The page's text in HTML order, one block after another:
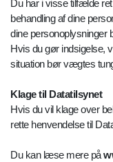
Du har i visse tilfælde
behandling af dine
dine personoplysninger
Hvis du gør indsigelse,
situation bør vægtes
Klage til Datatilsynet
Hvis du vil klage over
rette henvendelse til
Du kan læse mere på